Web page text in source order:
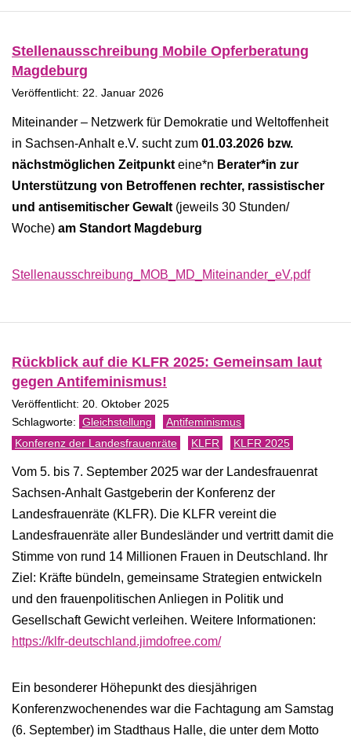
Stellenausschreibung Mobile Opferberatung
Magdeburg
Veröffentlicht: 22. Januar 2026
Miteinander – Netzwerk für Demokratie und Weltoffenheit
in Sachsen-Anhalt e.V. sucht zum 01.03.2026 bzw.
nächstmöglichen Zeitpunkt eine*n Berater*in zur
Unterstützung von Betroffenen rechter, rassistischer
und antisemitischer Gewalt (jeweils 30 Stunden/
Woche) am Standort Magdeburg
Stellenausschreibung_MOB_MD_Miteinander_eV.pdf
Rückblick auf die KLFR 2025: Gemeinsam laut
gegen Antifeminismus!
Veröffentlicht: 20. Oktober 2025
Gleichstellung
Antifeminismus
Konferenz der Landesfrauenräte
KLFR KLFR 2025
Vom 5. bis 7. September 2025 war der Landesfrauenrat
Sachsen-Anhalt Gastgeberin der Konferenz der
Landesfrauenräte (KLFR). Die KLFR vereint die
Landesfrauenräte aller Bundesländer und vertritt damit die
Stimme von rund 14 Millionen Frauen in Deutschland. Ihr
Ziel: Kräfte bündeln, gemeinsame Strategien entwickeln
und den frauenpolitischen Anliegen in Politik und
Gesellschaft Gewicht verleihen. Weitere Informationen:
https://klfr-deutschland.jimdofree.com/
Ein besonderer Höhepunkt des diesjährigen
Konferenzwochenendes war die Fachtagung am Samstag
(6. September) im Stadthaus Halle, die unter dem Motto